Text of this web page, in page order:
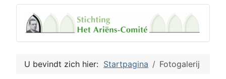
U bevindt zich hier: Startpagina Fotogalerij